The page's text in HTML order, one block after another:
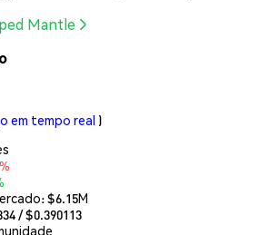
Mantle
em tempo real )
$6.15M
/ $0.390113